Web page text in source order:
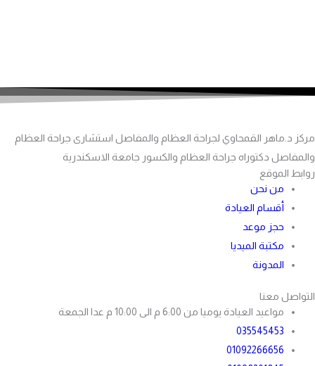
مركز د.ماهر القمحاوي لجراحة العظام والمفاصل استشارى جراحة العظام
والمفاصل دكتوراه جراحة العظام والكسور جامعة الاسكندرية
روابط الموقع
من نحن
أقسام العيادة
حجز موعد
مكتبة الميديا
المدونة
التواصل معنا
مواعيد العيادة يوميا من 6:00 م الى 10:00 م عدا الجمعة
035545453
01092266656